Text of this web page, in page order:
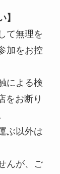
】
て無理を
加をお控
による検
をお断り
ぶ以外は
んが、ご